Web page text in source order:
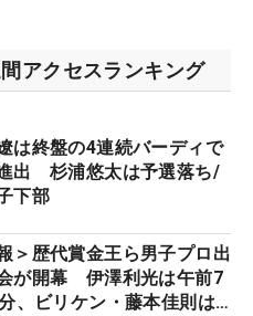
アクセスランキング
は終盤の4連続バーディで
出 杉浦悠太は予選落ち/
下部
＞歴代賞金王ら男子プロ出
が開幕 伊澤利光は午前7
、ビリケン・藤本佳則は